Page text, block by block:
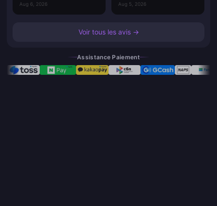
Aug 6, 2026 Aug 5, 2026
Voir tous les avis →
Assistance Paiement